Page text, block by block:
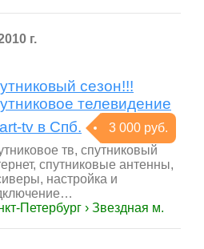
г.
сезон!!!
телевидение
tv в Спб.
3 000 руб.
тв, спутниковый
спутниковые антенны,
настройка и
Петербург › Звездная м.